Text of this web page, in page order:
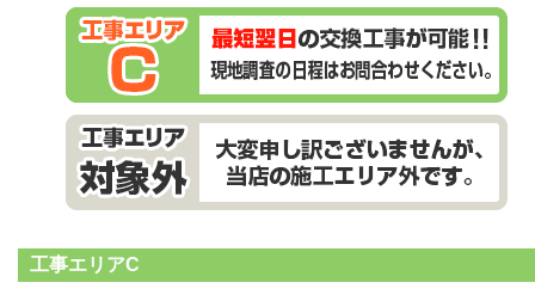
工事エリアC